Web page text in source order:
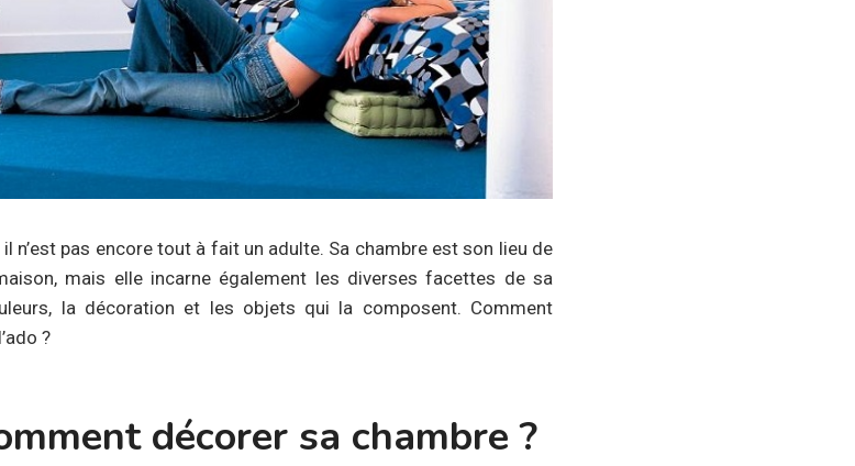
n’est pas encore tout à fait un adulte. Sa chambre est son lieu de
mais elle incarne également les diverses facettes de sa
la décoration et les objets qui la composent. Comment
?
décorer sa chambre ?